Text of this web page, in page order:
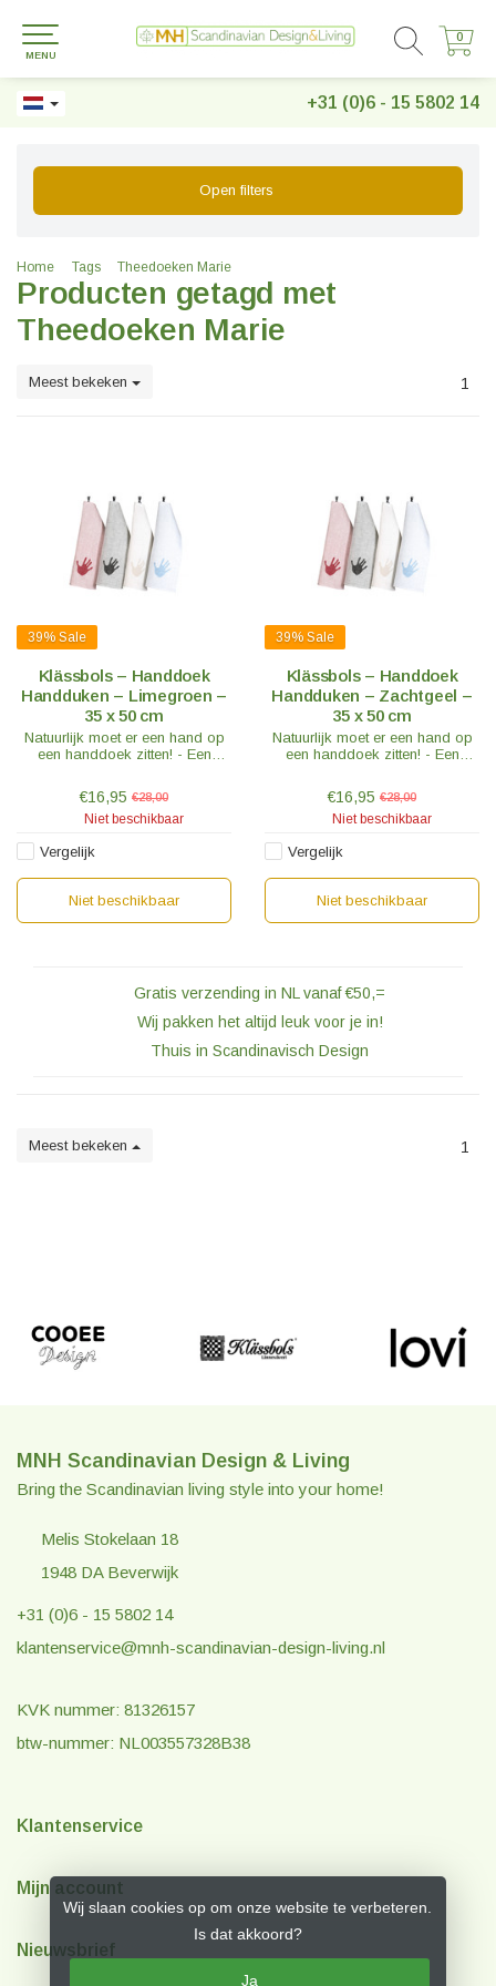
+31 (0)6 - 15 5802 14
0
0
MENU
Open filters
Home Tags Theedoeken Marie
Producten getagd met
Theedoeken Marie
Meest bekeken 1
39% Sale
Klässbols – Handdoek
Handduken – Limegroen –
35 x 50 cm
Natuurlijk moet er een hand op
een handdoek zitten! - Een
jonge Alf Levin uit Värmskog.
€16,95 €28,00
Niet beschikbaar
Vergelijk
Niet beschikbaar
39% Sale
Klässbols – Handdoek
Handduken – Zachtgeel –
35 x 50 cm
Natuurlijk moet er een hand op
een handdoek zitten! - Een
jonge Alf Levin uit Värmskog.
€16,95 €28,00
Niet beschikbaar
Vergelijk
Niet beschikbaar
Gratis verzending in NL vanaf €50,=
Wij pakken het altijd leuk voor je in!
Thuis in Scandinavisch Design
Meest bekeken 1
MNH Scandinavian Design & Living
Bring the Scandinavian living style into your home!
Melis Stokelaan 18
1948 DA Beverwijk
+31 (0)6 - 15 5802 14
klantenservice@mnh-scandinavian-design-living.nl
KVK nummer: 81326157
btw-nummer: NL003557328B38
Klantenservice
Mijn account
Nieuwsbrief
Wij slaan cookies op om onze website te verbeteren.
Is dat akkoord?
Ja